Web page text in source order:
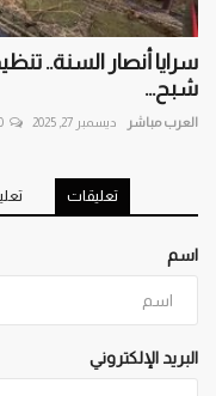
سرايا أنصار السنة..
شبح...
العرب مباشر ديسمبر 27, 2025
تعليقات
اسم
البريد الإلكتروني